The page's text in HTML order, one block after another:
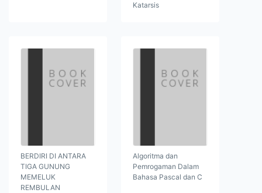
Katarsis
BERDIRI DI ANTARA
TIGA GUNUNG
MEMELUK
REMBULAN
Algoritma dan
Pemrogaman Dalam
Bahasa Pascal dan C